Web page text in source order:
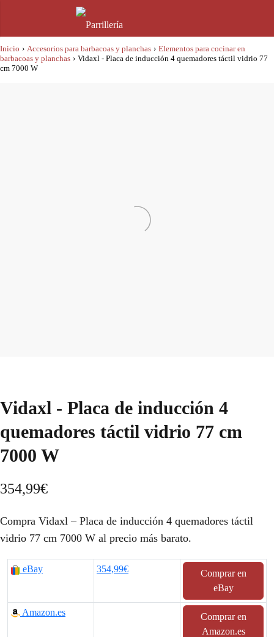
Inicio › Accesorios para barbacoas y planchas › Elementos para cocinar en
barbacoas y planchas › Vidaxl - Placa de inducción 4 quemadores táctil vidrio 77
cm 7000 W
Vidaxl - Placa de inducción 4
quemadores táctil vidrio 77 cm
7000 W
354,99€
Compra Vidaxl – Placa de inducción 4 quemadores táctil
vidrio 77 cm 7000 W al precio más barato.
eBay 354,99€
Comprar en
eBay
Amazon.es
Comprar en
Amazon.es